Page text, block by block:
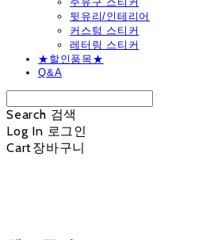
뒷유리/인테리어
커스텀 스티커
레터링 스티커
★할인품목★
Q&A
Search 검색
Log In 로그인
Cart장바구니